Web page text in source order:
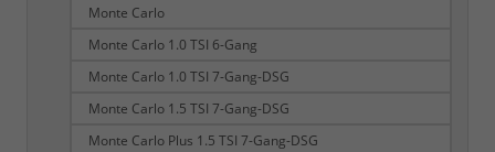
Monte Carlo
Monte Carlo 1.0 TSI 6-Gang
Monte Carlo 1.0 TSI 7-Gang-DSG
Monte Carlo 1.5 TSI 7-Gang-DSG
Monte Carlo Plus 1.5 TSI 7-Gang-DSG